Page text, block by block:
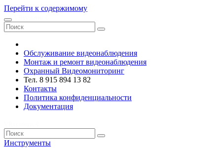
Перейти к содержимому
Обслуживание видеонаблюдения
Монтаж и ремонт видеонаблюдения
Охранный Видеомониторинг
Тел. 8 915 894 13 82
Контакты
Политика конфиденциальности
Документация
Инструменты